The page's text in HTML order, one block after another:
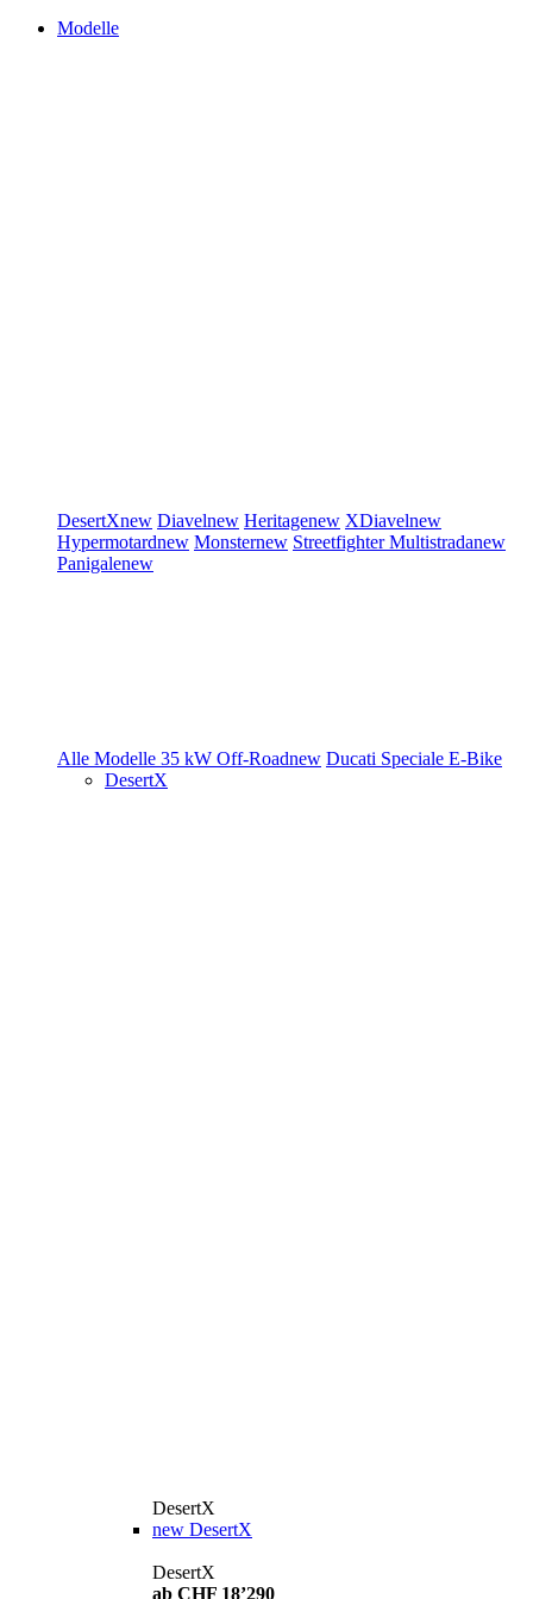
Modelle
DesertXnew Diavelnew Heritagenew XDiavelnew
Hypermotardnew Monsternew StreetfighterMultistradanew
Panigalenew
Alle Modelle 35 kW Off-Roadnew Ducati Speciale E-Bike
DesertX
DesertX
new DesertX
DesertX
ab CHF 18’290